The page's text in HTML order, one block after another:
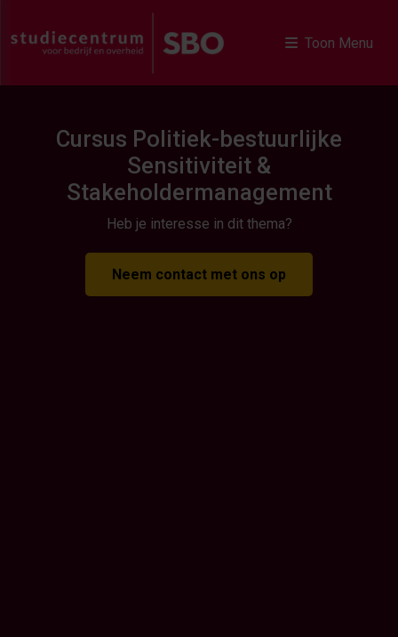
Toon Menu
Cursus Politiek-bestuurlijke
Sensitiviteit &
Stakeholdermanagement
Heb je interesse in dit thema?
Neem contact met ons op